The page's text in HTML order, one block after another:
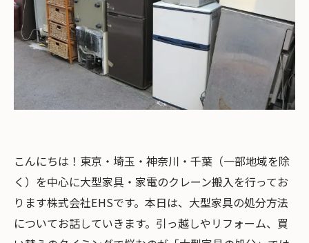
こんにちは！東京・埼玉・神奈川・千葉（一部地域を除
く）を中心に大型家具・家電のクレーン搬入を行ってお
ります株式会社EHSです。本日は、大型家具の処分方法
についてお話していきます。引っ越しやリフォーム、買